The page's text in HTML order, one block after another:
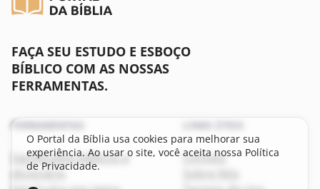
FAÇA SEU ESTUDO E ESBOÇO
BÍBLICO COM AS NOSSAS
FERRAMENTAS.
FERRAMENTAS
Significados bíblicos e
dicionário
LINKS ÚTEIS
Contato
O Portal da Bíblia usa cookies para melhorar sua
experiência. Ao usar o site, você aceita nossa Política
de Privacidade.